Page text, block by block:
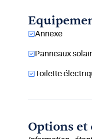
Annexe
Panneaux
Toilette
Options et